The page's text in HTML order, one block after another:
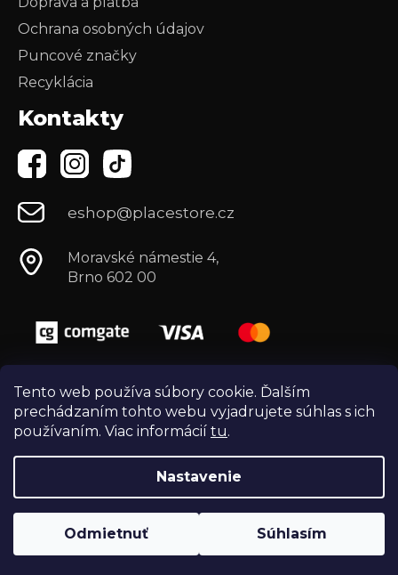
Tento web používa súbory cookie. Ďalším
prechádzaním tohto webu vyjadrujete súhlas s ich
používaním. Viac informácií tu.
Nastavenie
Odmietnuť Súhlasím
Ochrana osobných údajov
Puncové značky
Recyklácia
Kontakty
eshop@placestore.cz
Moravské námestie 4,
Brno 602 00
Vytvoril Shoptet
Copyright 2026Môj e-shop. Všetky práva
VytvořiliWebotvůrci